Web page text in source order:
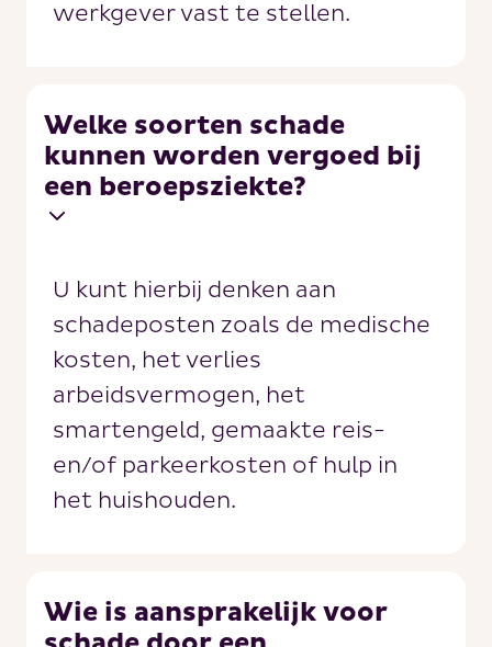
werkgever vast te stellen.
Welke soorten schade
kunnen worden vergoed bij
een beroepsziekte?
U kunt hierbij denken aan
schadeposten zoals de medische
kosten, het verlies
arbeidsvermogen, het
smartengeld, gemaakte reis-
en/of parkeerkosten of hulp in
het huishouden.
Wie is aansprakelijk voor